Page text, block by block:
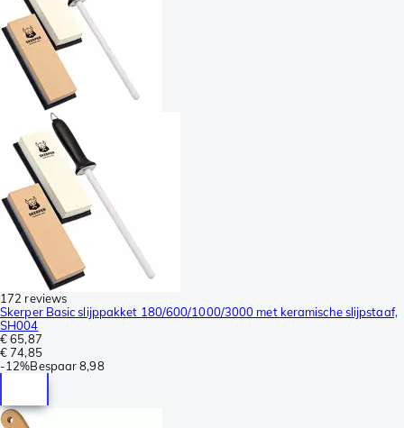
172 reviews
Skerper Basic slijppakket 180/600/1000/3000 met keramische slijpstaaf,
SH004
€ 65,87
€ 74,85
-12%Bespaar 8,98